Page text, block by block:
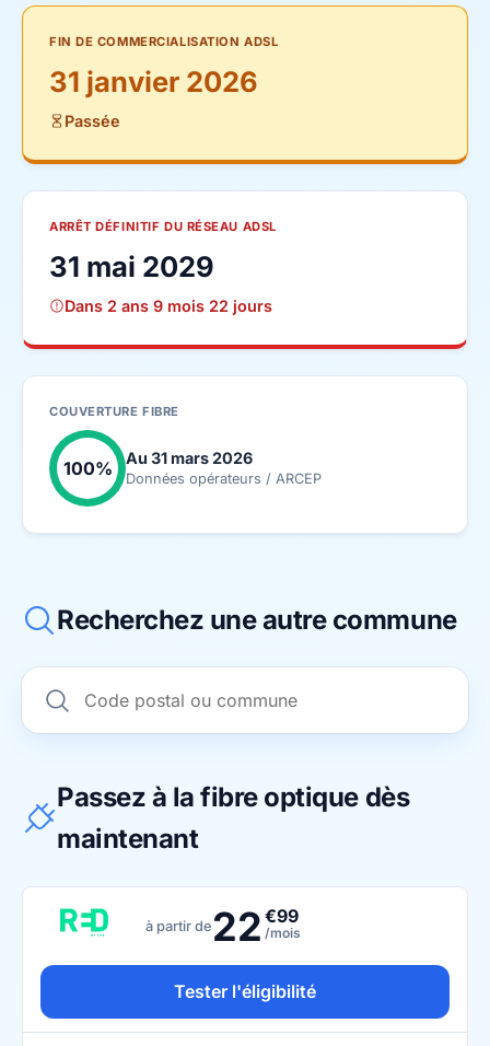
FIN DE COMMERCIALISATION ADSL
31 janvier 2026
Passée
ARRÊT DÉFINITIF DU RÉSEAU ADSL
31 mai 2029
Dans 2 ans 9 mois 22 jours
COUVERTURE FIBRE
100% Au 31 mars 2026
Données opérateurs / ARCEP
Recherchez une autre commune
Passez à la fibre optique dès
maintenant
à partir de 22 €99
/mois
Tester l'éligibilité